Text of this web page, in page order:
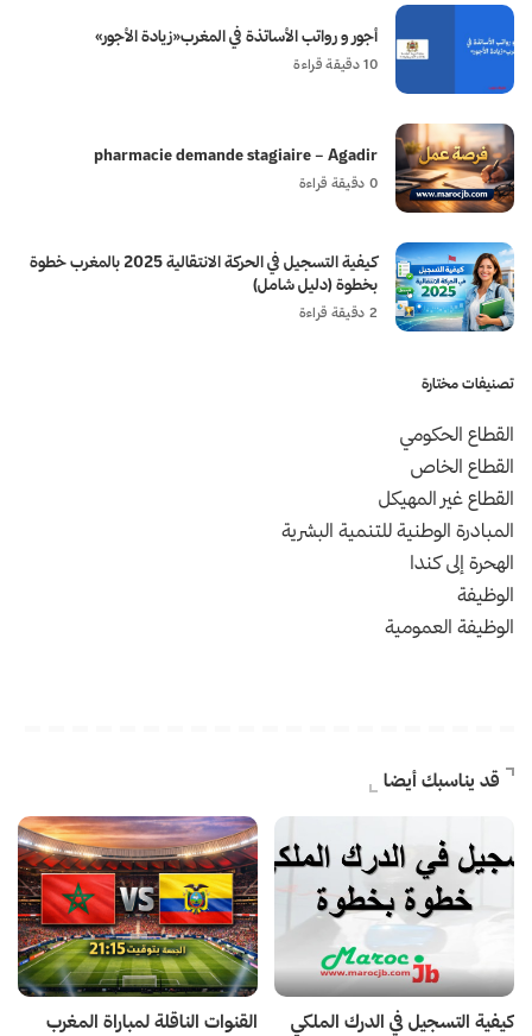
أجور و رواتب الأساتذة في المغرب«زيادة الأجور»
10 دقيقة قراءة
pharmacie demande stagiaire – Agadir
0 دقيقة قراءة
كيفية التسجيل في الحركة الانتقالية 2025 بالمغرب خطوة
بخطوة (دليل شامل)
2 دقيقة قراءة
تصنيفات مختارة
القطاع الحكومي
القطاع الخاص
القطاع غير المهيكل
المبادرة الوطنية للتنمية البشرية
الهحرة إلى كندا
الوظيفة
الوظيفة العمومية
قد يناسبك أيضا
كيفية التسجيل في الدرك الملكي
القنوات الناقلة لمباراة المغرب